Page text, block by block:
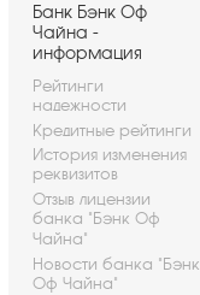
Банк Бэнк Оф
Чайна -
информация
Рейтинги
надежности
Кредитные рейтинги
История изменения
реквизитов
Отзыв лицензии
банка "Бэнк Оф
Чайна"
Новости банка "Бэнк
Оф Чайна"